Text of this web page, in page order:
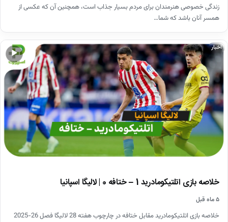
زندگی خصوصی هنرمندان برای مردم بسیار جذاب است، همچنین آن که عکسی از
همسر آنان باشد که شما…
▶
اخبار
خلاصه بازی اتلتیکومادرید 1 – ختافه 0 | لالیگا اسپانیا
۵ ماه قبل
خلاصه بازی اتلتیکومادرید مقابل ختافه در چارچوب هفته 28 لالیگا فصل 26-2025